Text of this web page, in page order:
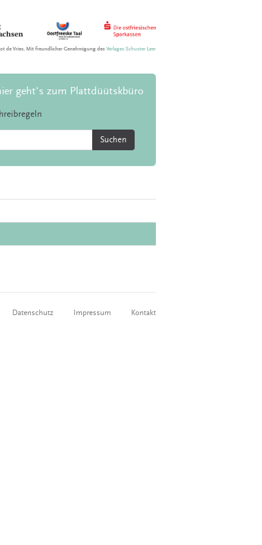
de Vries. Mit freundlicher Genehmigung desVerlages Schuster Leer
geht's zum Plattdüütskbüro
Suchen
Datenschutz Impressum Kontakt